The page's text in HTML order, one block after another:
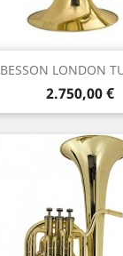
BESSON LONDON
Τιμή
2.750,00 €